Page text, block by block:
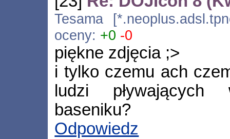
Tesama
oceny: +0 -0
piękne zdjęcia ;>
i tylko czemu ach
ludzi
baseniku?
Odpowiedz